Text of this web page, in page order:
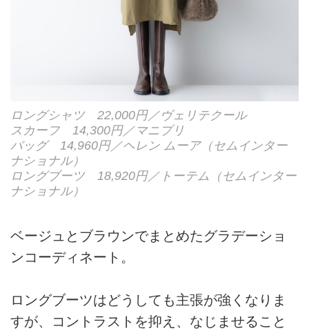
ロングシャツ 22,000円／ヴェリテクール
スカーフ 14,300円／マニプリ
バッグ 14,960円／ヘレン ムーア（セムインター
ナショナル）
ロングブーツ 18,920円／トーテム（セムインター
ナショナル）
ベージュとブラウンでまとめたグラデーショ
ンコーディネート。
ロングブーツはどうしても主張が強くなりま
すが、コントラストを抑え、なじませること